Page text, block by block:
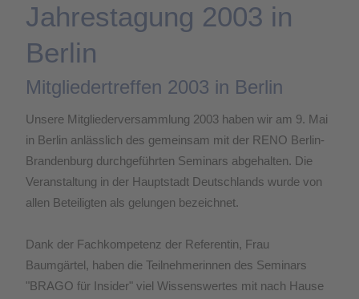
Jahrestagung 2003 in
Berlin
Mitgliedertreffen 2003 in Berlin
Unsere Mitgliederversammlung 2003 haben wir am 9. Mai
in Berlin anlässlich des gemeinsam mit der RENO Berlin-
Brandenburg durchgeführten Seminars abgehalten. Die
Veranstaltung in der Hauptstadt Deutschlands wurde von
allen Beteiligten als gelungen bezeichnet.
Dank der Fachkompetenz der Referentin, Frau
Baumgärtel, haben die Teilnehmerinnen des Seminars
"BRAGO für Insider" viel Wissenswertes mit nach Hause